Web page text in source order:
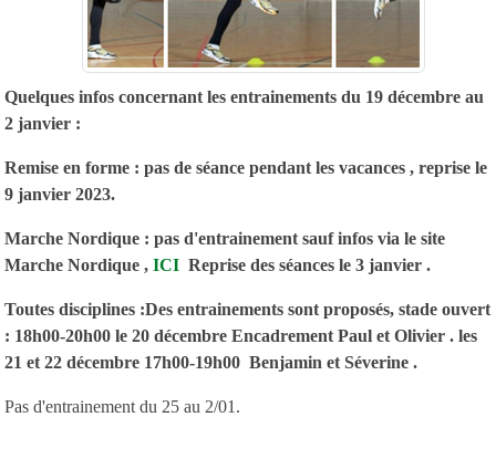
Quelques infos concernant les entrainements du 19 décembre au
2 janvier :
Remise en forme : pas de séance pendant les vacances , reprise le
9 janvier 2023.
Marche Nordique : pas d'entrainement sauf infos via le site
Marche Nordique , ICI Reprise des séances le 3 janvier .
Toutes disciplines :Des entrainements sont proposés, stade ouvert
: 18h00-20h00 le 20 décembre Encadrement Paul et Olivier . les
21 et 22 décembre 17h00-19h00 Benjamin et Séverine .
Pas d'entrainement du 25 au 2/01.